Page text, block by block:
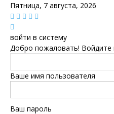
Пятница, 7 августа, 2026
войти в систему
Добро пожаловать! Войдите
Ваше имя пользователя
Ваш пароль